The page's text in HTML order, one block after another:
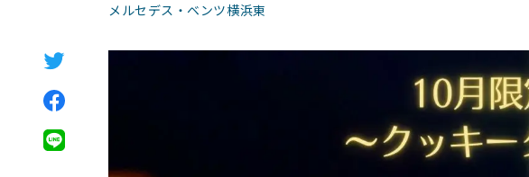
メルセデス・ベンツ横浜東